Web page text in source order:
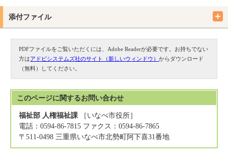
添付ファイル
PDFファイルをご覧いただくには、Adobe Readerが必要です。お持ちでない
方はアドビシステムズ社のサイト（新しいウィンドウ）からダウンロード
（無料）してください。
このページに関するお問い合わせ
福祉部 人権福祉課 ［いなべ市役所］
電話：0594-86-7815 ファクス：0594-86-7865
〒511-0498 三重県いなべ市北勢町阿下喜31番地